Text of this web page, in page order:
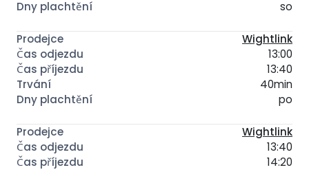
so
Wightlink
13:00
13:40
40min
po
Wightlink
13:40
14:20